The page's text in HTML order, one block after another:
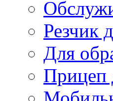
Резчик
Для
Прицеп